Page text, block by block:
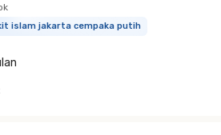
islam jakarta cempaka putih